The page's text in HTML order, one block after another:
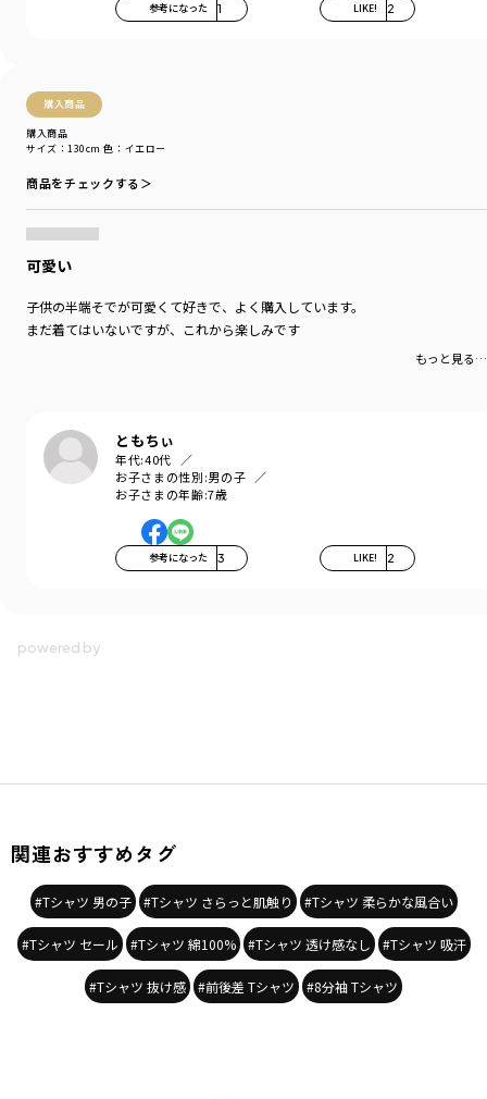
参考になった 1 LIKE! 2
購入商品
購入商品
サイズ：130cm 色：イエロー
商品をチェックする＞
可愛い
子供の半端そでが可愛くて好きで、よく購入しています。
まだ着てはいないですが、これから楽しみです
もっと見る…
ともちぃ
年代:40代
お子さまの性別:男の子
お子さまの年齢:7歳
参考になった 3 LIKE! 2
関連おすすめタグ
#Tシャツ 男の子 #Tシャツ さらっと肌触り #Tシャツ 柔らかな風合い
#Tシャツ セール #Tシャツ 綿100% #Tシャツ 透け感なし #Tシャツ 吸汗
#Tシャツ 抜け感 #前後差 Tシャツ #8分袖 Tシャツ